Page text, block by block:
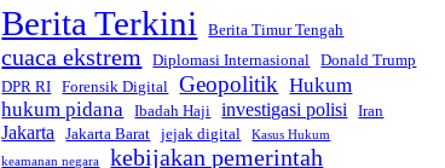
Berita Terkini Berita Timur Tengah
cuaca ekstrem Diplomasi Internasional
Donald Trump
DPR RI
Forensik Digital Geopolitik Hukum
hukum pidana
Ibadah Haji investigasi polisi Iran
Jakarta Jakarta Barat jejak digital
Kasus Hukum
keamanan negara
kebijakan pemerintah